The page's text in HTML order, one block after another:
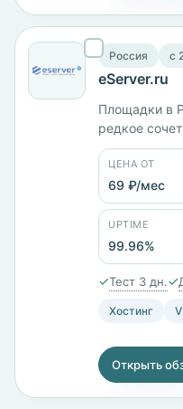
Россия c
eServer.ru
Площадки в
редкое
памяти
в
ядрами, 8
мес.
ЦЕНА ОТ
69 ₽/мес
UPTIME
99.96%
✓Тест 3 дн.✓
Хостинг
Открыть